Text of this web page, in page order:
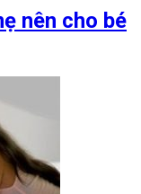
nên cho bé